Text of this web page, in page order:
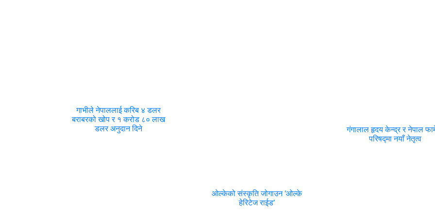
गाभीले नेपाललाई करिब ४ डलर
बराबरको खोप र १ करोड ८० लाख
डलर अनुदान दिने
ओल्केको संस्कृति जोगाउन ‘ओल्के
हेरिटेज राईड’
गंगालाल हृदय केन्द्र र नेपाल
परिषद्मा नयाँ नेतृत्व